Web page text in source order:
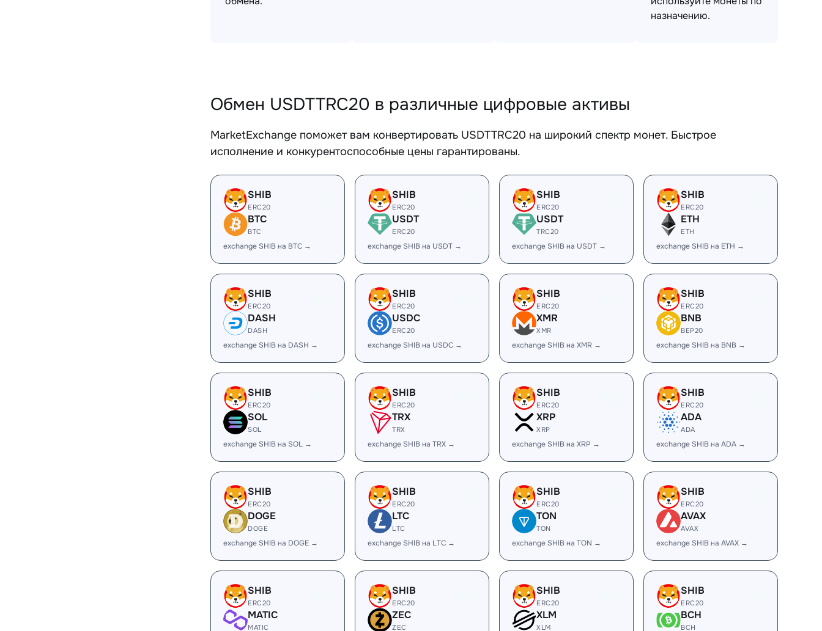
назначению.
Обмен USDTTRC20 в различные цифровые активы
MarketExchange поможет вам конвертировать USDTTRC20 на широкий спектр монет. Быстрое
исполнение и конкурентоспособные цены гарантированы.
SHIB
ERC20
BTC
BTC
exchange SHIB на BTC →
SHIB
ERC20
USDT
ERC20
exchange SHIB на USDT →
SHIB
ERC20
USDT
TRC20
exchange SHIB на USDT →
SHIB
ERC20
ETH
ETH
exchange SHIB на ETH →
SHIB
ERC20
DASH
DASH
exchange SHIB на DASH →
SHIB
ERC20
USDC
ERC20
exchange SHIB на USDC →
SHIB
ERC20
XMR
XMR
exchange SHIB на XMR →
SHIB
ERC20
BNB
BEP20
exchange SHIB на BNB →
SHIB
ERC20
SOL
SOL
exchange SHIB на SOL →
SHIB
ERC20
TRX
TRX
exchange SHIB на TRX →
SHIB
ERC20
XRP
XRP
exchange SHIB на XRP →
SHIB
ERC20
ADA
ADA
exchange SHIB на ADA →
SHIB
ERC20
DOGE
DOGE
exchange SHIB на DOGE →
SHIB
ERC20
LTC
LTC
exchange SHIB на LTC →
SHIB
ERC20
TON
TON
exchange SHIB на TON →
SHIB
ERC20
AVAX
AVAX
exchange SHIB на AVAX →
SHIB
ERC20
MATIC
MATIC
SHIB
ERC20
ZEC
ZEC
SHIB
ERC20
XLM
XLM
SHIB
ERC20
BCH
BCH